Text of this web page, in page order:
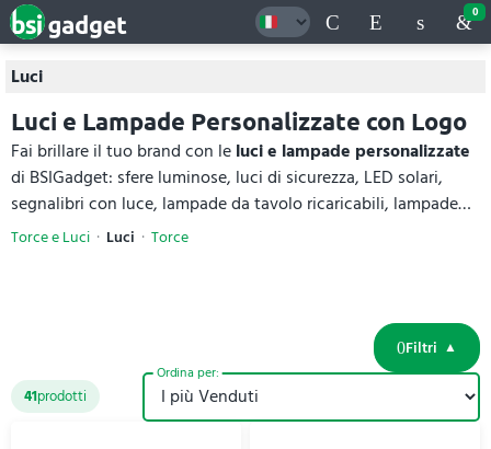
0
Luci
Luci e Lampade Personalizzate con Logo
Fai brillare il tuo brand con leluci e lampade personalizzate
di BSIGadget: sfere luminose, luci di sicurezza, LED solari,
segnalibri con luce, lampade da tavolo ricaricabili, lampade
da campeggio e outdoor, versioni con ricarica wireless.
Torce e Luci Luci Torce
Filtri
41prodotti
Ordina per: